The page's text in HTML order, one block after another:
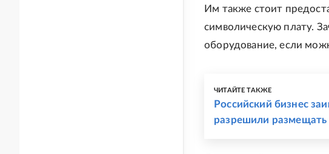
Им также стоит
символическую плату.
оборудование, если
ЧИТАЙТЕ ТАКЖЕ
Российский бизнес
разрешили размещать